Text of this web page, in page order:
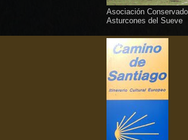
Asociación
Asturcones del Sueve